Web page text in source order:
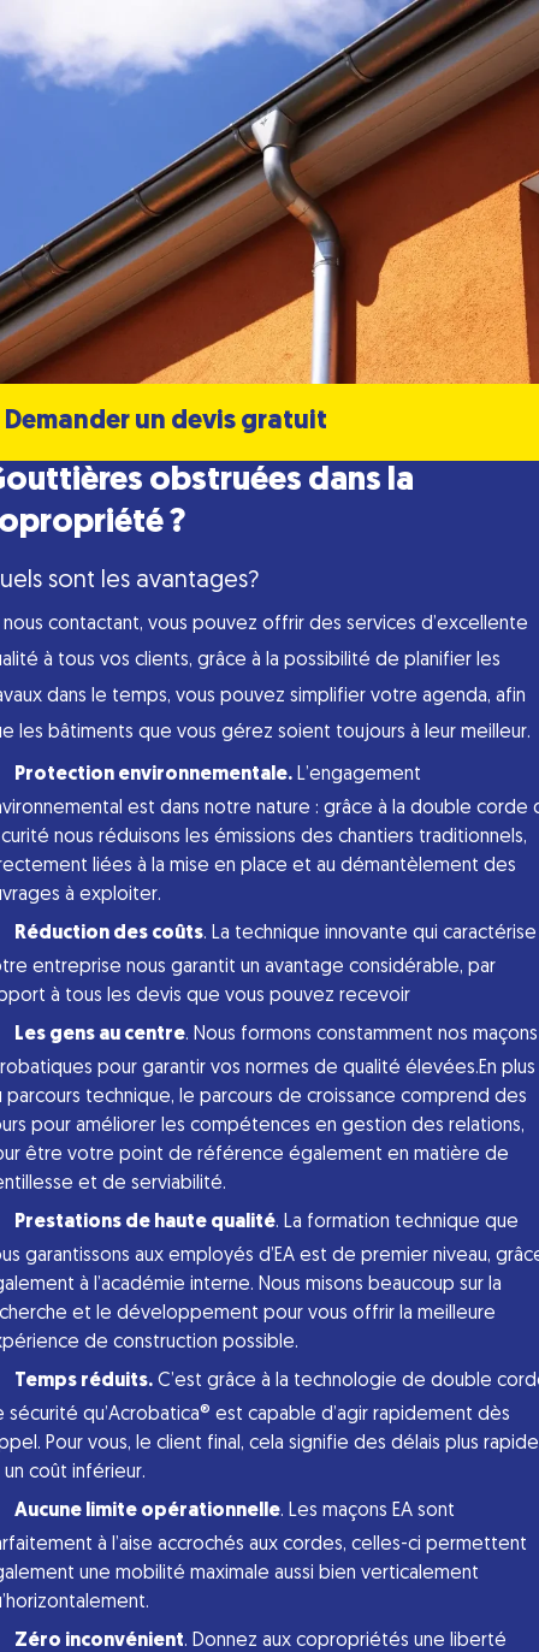
Demander un devis gratuit
obstruées dans la
?
sont les avantages?
nous contactant, vous pouvez offrir des services d’excellente
à tous vos clients, grâce à la possibilité de planifier les
dans le temps, vous pouvez simplifier votre agenda, afin
les bâtiments que vous gérez soient toujours à leur meilleur.
Protection environnementale. L’engagement
est dans notre nature : grâce à la double corde
nous réduisons les émissions des chantiers traditionnels,
liées à la mise en place et au démantèlement des
à exploiter.
Réduction des coûts. La technique innovante qui caractérise
entreprise nous garantit un avantage considérable, par
à tous les devis que vous pouvez recevoir
Les gens au centre. Nous formons constamment nos maçons
pour garantir vos normes de qualité élevées.En plus
parcours technique, le parcours de croissance comprend des
pour améliorer les compétences en gestion des relations,
être votre point de référence également en matière de
et de serviabilité.
Prestations de haute qualité. La formation technique que
garantissons aux employés d’EA est de premier niveau,
à l’académie interne. Nous misons beaucoup sur la
et le développement pour vous offrir la meilleure
de construction possible.
Temps réduits. C’est grâce à la technologie de double
sécurité qu’Acrobatica® est capable d’agir rapidement dès
Pour vous, le client final, cela signifie des délais plus
coût inférieur.
Aucune limite opérationnelle. Les maçons EA sont
à l’aise accrochés aux cordes, celles-ci permettent
une mobilité maximale aussi bien verticalement
Zéro inconvénient. Donnez aux copropriétés une liberté